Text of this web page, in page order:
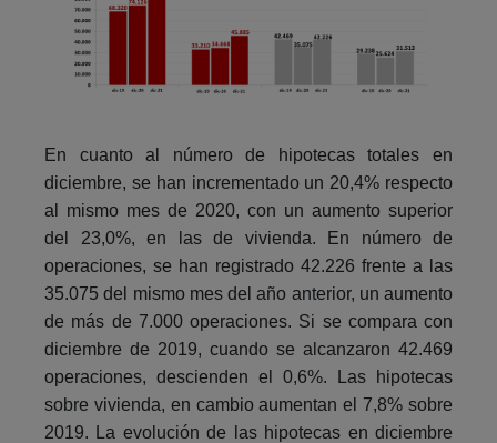
En cuanto al número de hipotecas totales en
diciembre, se han incrementado un 20,4% respecto
al mismo mes de 2020, con un aumento superior
del 23,0%, en las de vivienda. En número de
operaciones, se han registrado 42.226 frente a las
35.075 del mismo mes del año anterior, un aumento
de más de 7.000 operaciones. Si se compara con
diciembre de 2019, cuando se alcanzaron 42.469
operaciones, descienden el 0,6%. Las hipotecas
sobre vivienda, en cambio aumentan el 7,8% sobre
2019. La evolución de las hipotecas en diciembre